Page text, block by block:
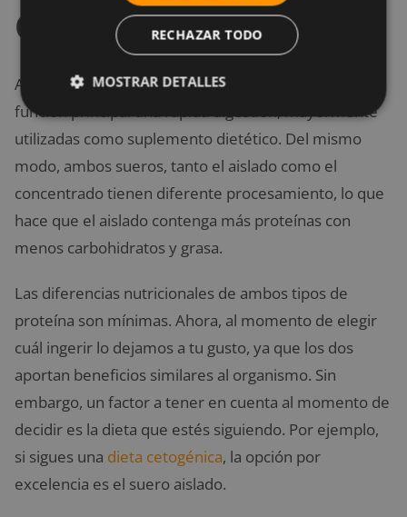
Conclusión
Ahora ya sabes que ambas proteínas tienen como
función principal una rápida digestión, mayormente
utilizadas como suplemento dietético. Del mismo
modo, ambos sueros, tanto el aislado como el
concentrado tienen diferente procesamiento, lo que
hace que el aislado contenga más proteínas con
menos carbohidratos y grasa.
Las diferencias nutricionales de ambos tipos de
proteína son mínimas. Ahora, al momento de elegir
cuál ingerir lo dejamos a tu gusto, ya que los dos
aportan beneficios similares al organismo. Sin
embargo, un factor a tener en cuenta al momento de
decidir es la dieta que estés siguiendo. Por ejemplo,
si sigues una dieta cetogénica, la opción por
excelencia es el suero aislado.
RECHAZAR TODO
MOSTRAR DETALLES